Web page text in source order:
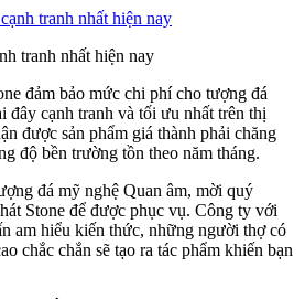
tranh nhất hiện nay
đảm bảo mức chi phí cho tượng đá
đây cạnh tranh và tối ưu nhất trên thị
được sản phẩm giá thành phải chăng
độ bền trường tồn theo năm tháng.
đá mỹ nghệ Quan âm, mời quý
Stone để được phục vụ. Công ty với
am hiểu kiến thức, những người thợ có
chắc chắn sẽ tạo ra tác phẩm khiến bạn